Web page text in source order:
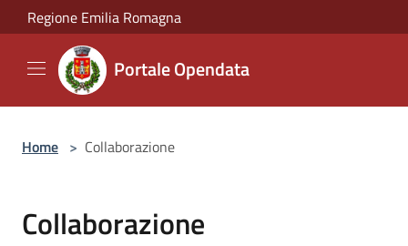
Salta al contenuto principale
Regione Emilia Romagna
Portale Opendata
Home > Collaborazione
Collaborazione